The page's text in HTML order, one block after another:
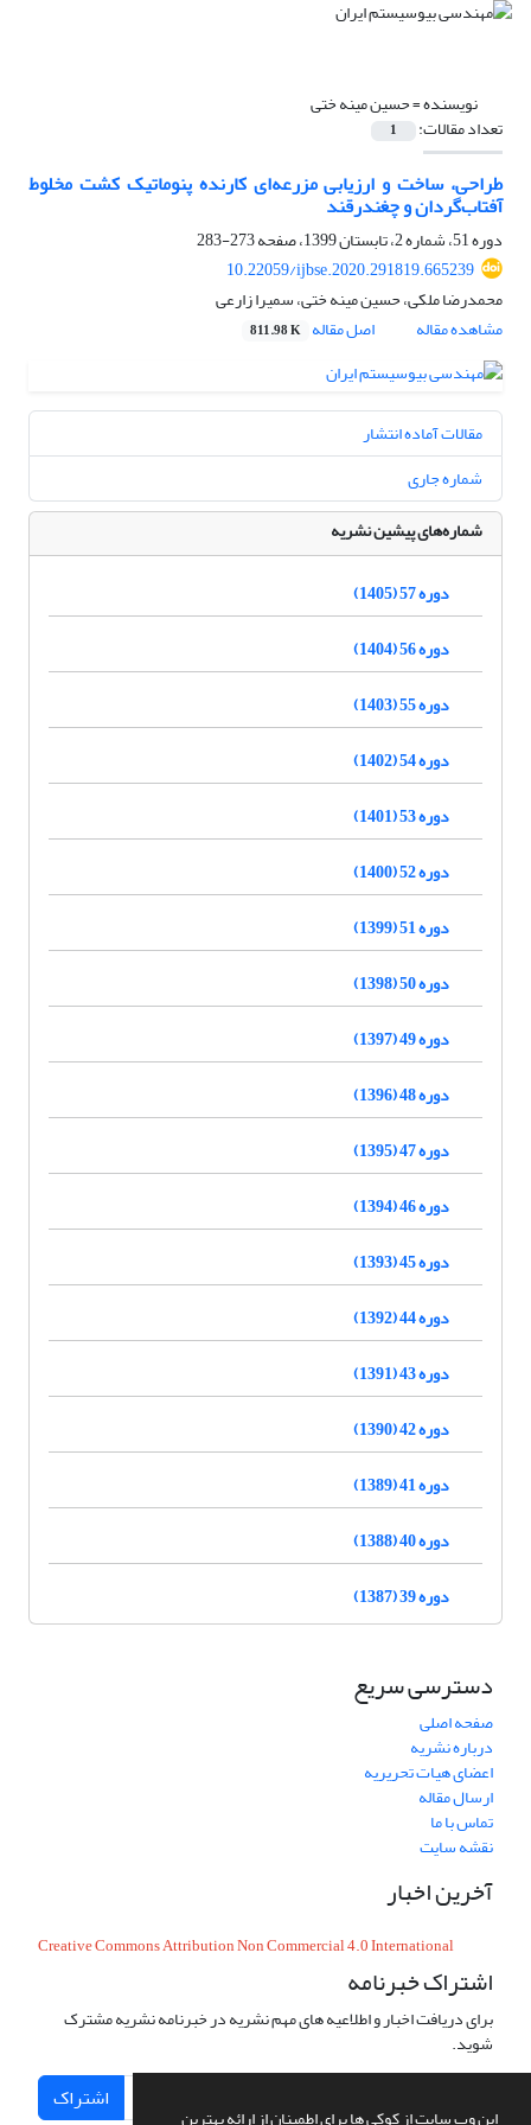
این وب سایت از کوکی ها برای اطمینان از ارائه بهترین
نویسنده =حسین مینه ختی
تعداد مقالات: 1
طراحی، ساخت و ارزیابی مزرعه‌ای کارنده پنوماتیک کشت مخلوط
آفتاب‌گردان و چغندرقند
دوره 51، شماره 2، تابستان 1399، صفحه
273-283
10.22059/ijbse.2020.291819.665239
محمدرضا ملکی، حسین مینه ختی، سمیرا زارعی
مشاهده مقاله
اصل مقاله 811.98 K
مقالات آماده انتشار
شماره جاری
شماره‌های پیشین نشریه
دوره 57 (1405)
دوره 56 (1404)
دوره 55 (1403)
دوره 54 (1402)
دوره 53 (1401)
دوره 52 (1400)
دوره 51 (1399)
دوره 50 (1398)
دوره 49 (1397)
دوره 48 (1396)
دوره 47 (1395)
دوره 46 (1394)
دوره 45 (1393)
دوره 44 (1392)
دوره 43 (1391)
دوره 42 (1390)
دوره 41 (1389)
دوره 40 (1388)
دوره 39 (1387)
دسترسی سریع
صفحه اصلی
درباره نشریه
اعضای هیات تحریریه
ارسال مقاله
تماس با ما
نقشه سایت
آخرین اخبار
Creative Commons Attribution Non Commercial 4.0 International
اشتراک خبرنامه
برای دریافت اخبار و اطلاعیه های مهم نشریه در خبرنامه نشریه مشترک
شوید.
اشتراک